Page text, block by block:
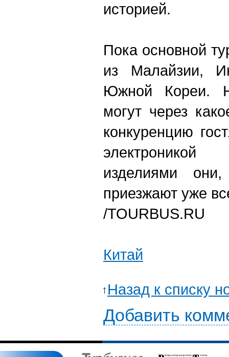
историей.
Пока основной
из Малайзии,
Южной Кореи.
могут через
конкуренцию
изделиями
приезжают уже
/TOURBUS.RU
Китай
Назад к списку
Добавить